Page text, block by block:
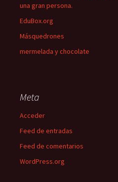
una gran persona.
EduBox.org
Másquedrones
mermelada y chocolate
Meta
Acceder
Feed de entradas
Feed de comentarios
WordPress.org